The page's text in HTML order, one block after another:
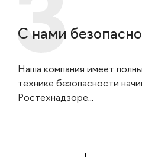
С нами безопасно
Наша компания имеет
технике безопасности
Ростехнадзоре...